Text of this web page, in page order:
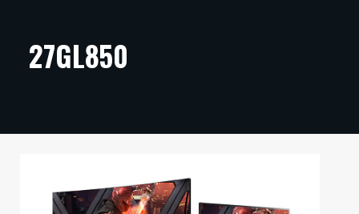
ARTIKKELIT
TECHBBS
HINTA.FI
27GL850